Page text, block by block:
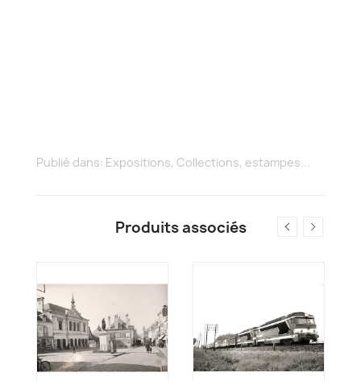
Publié dans: Expositions, Collections, estampes...
Produits associés